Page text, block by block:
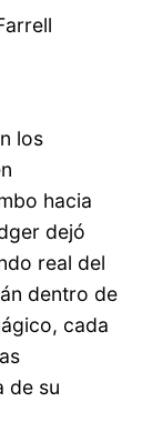
los
hacia
dejó
real del
dentro de
cada
de su